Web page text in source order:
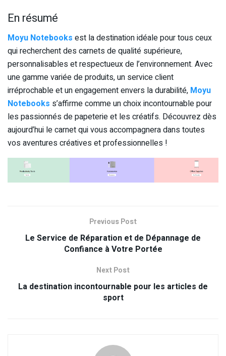
En résumé
Moyu Notebooks est la destination idéale pour tous ceux
qui recherchent des carnets de qualité supérieure,
personnalisables et respectueux de l’environnement. Avec
une gamme variée de produits, un service client
irréprochable et un engagement envers la durabilité, Moyu
Notebooks s’affirme comme un choix incontournable pour
les passionnés de papeterie et les créatifs. Découvrez dès
aujourd’hui le carnet qui vous accompagnera dans toutes
vos aventures créatives et professionnelles !
Previous Post
Le Service de Réparation et de Dépannage de
Confiance à Votre Portée
Next Post
La destination incontournable pour les articles de
sport